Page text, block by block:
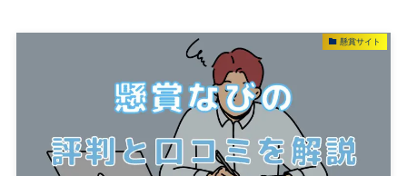
懸賞サイト